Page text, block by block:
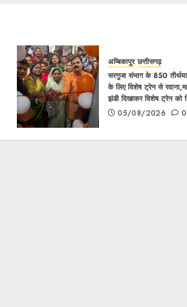
अम्बिकापुर छत्तीसगढ़
सरगुजा संभाग के 850
के लिए विशेष ट्रेन से
झंडी दिखाकर विशेष ट्रेन को
05/08/2026
0